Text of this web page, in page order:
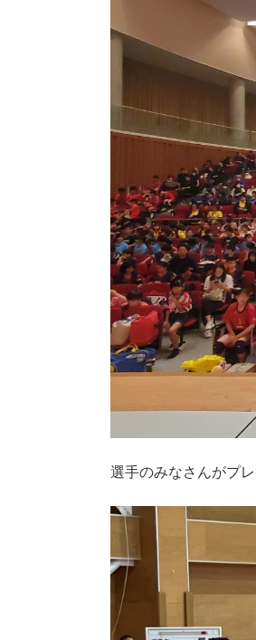
選手のみなさんがプ